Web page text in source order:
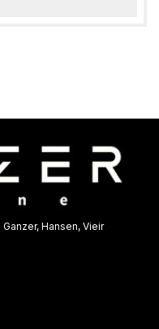
Hansen, Vieir